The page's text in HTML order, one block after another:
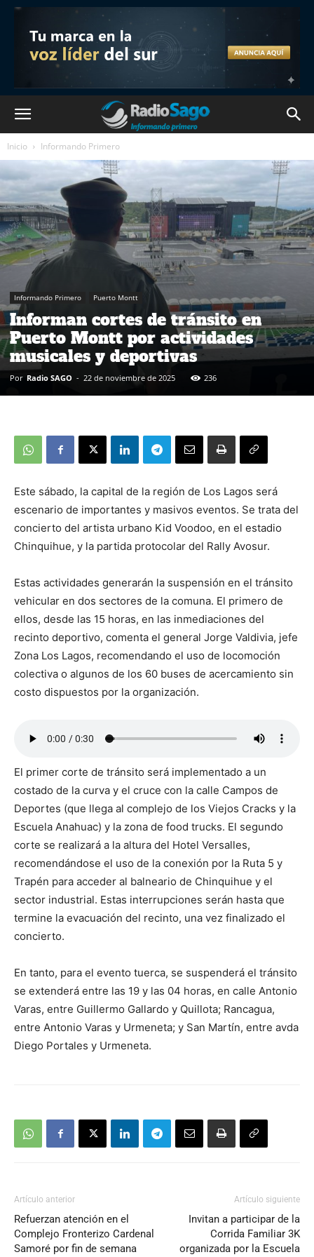
Inicio Informando Primero
Informando Primero Puerto Montt
Informan cortes de tránsito en
Puerto Montt por actividades
musicales y deportivas
Por Radio SAGO - 22 de noviembre de 2025 236
Este sábado, la capital de la región de Los Lagos será
escenario de importantes y masivos eventos. Se trata del
concierto del artista urbano Kid Voodoo, en el estadio
Chinquihue, y la partida protocolar del Rally Avosur.
Estas actividades generarán la suspensión en el tránsito
vehicular en dos sectores de la comuna. El primero de
ellos, desde las 15 horas, en las inmediaciones del
recinto deportivo, comenta el general Jorge Valdivia, jefe
Zona Los Lagos, recomendando el uso de locomoción
colectiva o algunos de los 60 buses de acercamiento sin
costo dispuestos por la organización.
El primer corte de tránsito será implementado a un
costado de la curva y el cruce con la calle Campos de
Deportes (que llega al complejo de los Viejos Cracks y la
Escuela Anahuac) y la zona de food trucks. El segundo
corte se realizará a la altura del Hotel Versalles,
recomendándose el uso de la conexión por la Ruta 5 y
Trapén para acceder al balneario de Chinquihue y el
sector industrial. Estas interrupciones serán hasta que
termine la evacuación del recinto, una vez finalizado el
concierto.
En tanto, para el evento tuerca, se suspenderá el tránsito
se extenderá entre las 19 y las 04 horas, en calle Antonio
Varas, entre Guillermo Gallardo y Quillota; Rancagua,
entre Antonio Varas y Urmeneta; y San Martín, entre avda
Diego Portales y Urmeneta.
Artículo anterior
Refuerzan atención en el
Complejo Fronterizo Cardenal
Samoré por fin de semana
Artículo siguiente
Invitan a participar de la
Corrida Familiar 3K
organizada por la Escuela